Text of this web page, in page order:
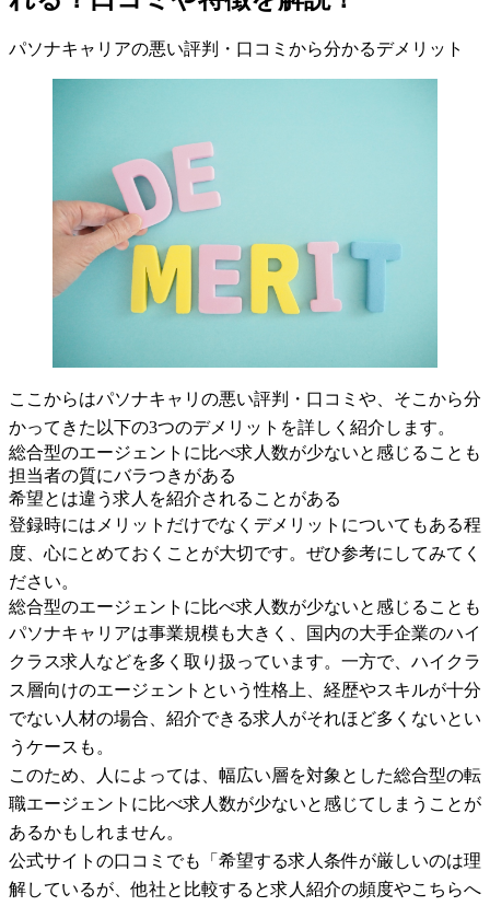
パソナキャリアの悪い評判・口コミから分かるデメリット
ここからはパソナキャリの悪い評判・口コミや、そこから分
かってきた以下の3つのデメリットを詳しく紹介します。
総合型のエージェントに比べ求人数が少ないと感じることも
担当者の質にバラつきがある
希望とは違う求人を紹介されることがある
登録時にはメリットだけでなくデメリットについてもある程
度、心にとめておくことが大切です。ぜひ参考にしてみてく
ださい。
総合型のエージェントに比べ求人数が少ないと感じることも
パソナキャリアは事業規模も大きく、国内の大手企業のハイ
クラス求人などを多く取り扱っています。一方で、ハイクラ
ス層向けのエージェントという性格上、経歴やスキルが十分
でない人材の場合、紹介できる求人がそれほど多くないとい
うケースも。
このため、人によっては、幅広い層を対象とした総合型の転
職エージェントに比べ求人数が少ないと感じてしまうことが
あるかもしれません。
公式サイトの口コミでも「希望する求人条件が厳しいのは理
解しているが、他社と比較すると求人紹介の頻度やこちらへ